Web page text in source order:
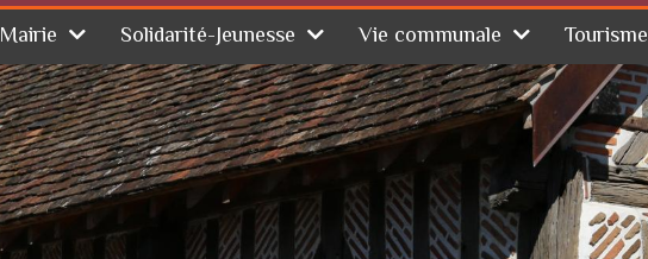
Mairie Solidarité-Jeunesse Vie communale Tourisme